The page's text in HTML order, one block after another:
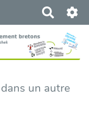
e
h
e
c
h
un autre